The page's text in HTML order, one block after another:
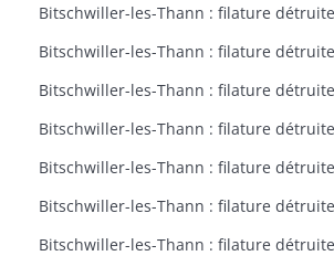
Bitschwiller-les-Thann : filature
Bitschwiller-les-Thann : filature
Bitschwiller-les-Thann : filature
Bitschwiller-les-Thann : filature
Bitschwiller-les-Thann : filature
Bitschwiller-les-Thann : filature
Bitschwiller-les-Thann : filature